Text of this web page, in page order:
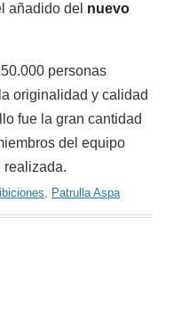
añadido del nuevo
personas
originalidad y calidad
fue la gran cantidad
del equipo
realizada.
, Patrulla Aspa